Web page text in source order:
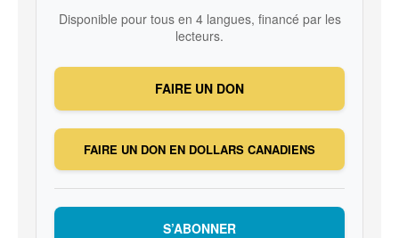
Disponible pour tous en 4 langues, financé par les
lecteurs.
FAIRE UN DON
FAIRE UN DON EN DOLLARS CANADIENS
S’ABONNER